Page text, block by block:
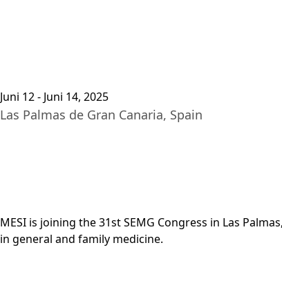
Juni 12 - Juni 14, 2025
Las Palmas de Gran Canaria, Spain
MESI is joining the 31st SEMG Congress in Las
in general and family medicine.